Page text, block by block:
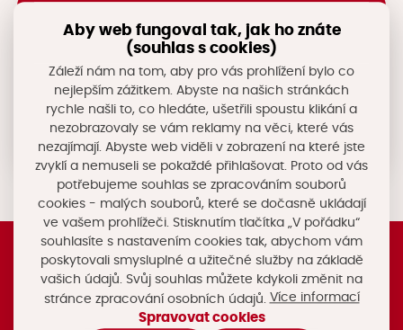
29. ročník konference ISSS
Kongresové centrum Aldis, Hradec Králové
Detail události
Registrujte si náš newsletter
Nebo nám napište na e-mail
rozvoj@chytryregion.cz
Aby web fungoval tak, jak ho znáte
(souhlas s cookies)
Záleží nám na tom, aby pro vás prohlížení bylo co
nejlepším zážitkem. Abyste na našich stránkách
rychle našli to, co hledáte, ušetřili spoustu klikání a
nezobrazovaly se vám reklamy na věci, které vás
nezajímají. Abyste web viděli v zobrazení na které jste
zvyklí a nemuseli se pokaždé přihlašovat. Proto od vás
potřebujeme souhlas se zpracováním souborů
cookies - malých souborů, které se dočasně ukládají
ve vašem prohlížeči. Stisknutím tlačítka „V pořádku“
souhlasíte s nastavením cookies tak, abychom vám
poskytovali smysluplné a užitečné služby na základě
vašich údajů. Svůj souhlas můžete kdykoli změnit na
stránce zpracování osobních údajů. Více informací
Spravovat cookies